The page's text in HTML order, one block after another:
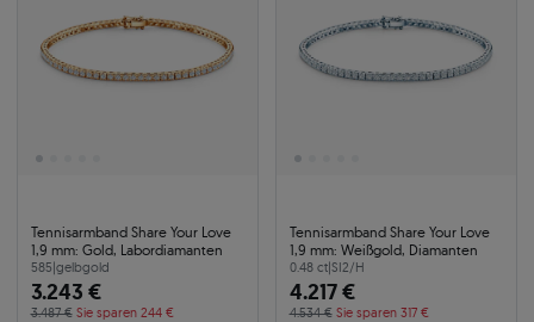
Tennisarmband Share Your Love
1,9 mm: Gold, Labordiamanten
585|gelbgold
3.243 €
3.487 € Sie sparen 244 €
Tennisarmband Share Your Love
1,9 mm: Weißgold, Diamanten
0.48 ct|SI2/H
4.217 €
4.534 € Sie sparen 317 €